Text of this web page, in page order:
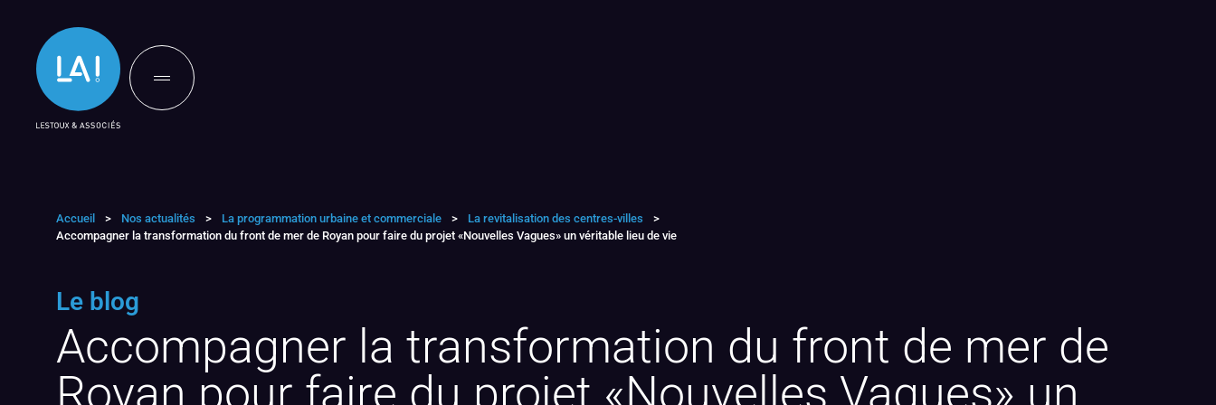
Accueil > Nos actualités > La programmation urbaine et commerciale > La revitalisation des centres-villes
>
Accompagner la transformation du front de mer de Royan pour faire du projet «Nouvelles Vagues» un véritable lieu de vie
Le blog
Accompagner la transformation du front de mer de
Royan pour faire du projet «Nouvelles Vagues» un